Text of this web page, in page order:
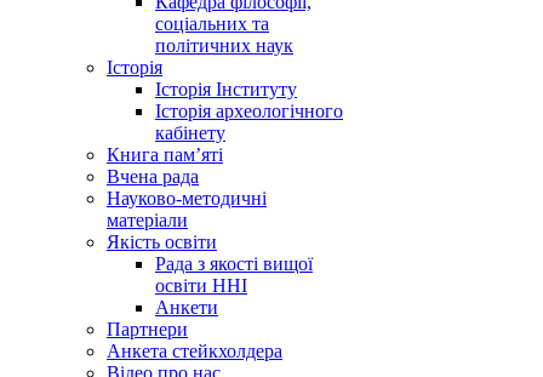
соціальних та
політичних наук
Історія
Історія Інституту
Історія археологічного
кабінету
Книга памʼяті
Вчена рада
Науково-методичні
матеріали
Якість освіти
Рада з якості вищої
освіти ННІ
Анкети
Партнери
Анкета стейкхолдера
Відео про нас